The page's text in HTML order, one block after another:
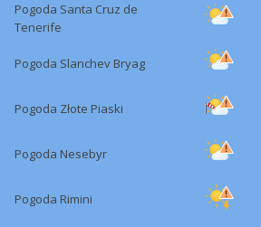
Pogoda Santa Cruz de
Tenerife
Pogoda Slanchev Bryag
Pogoda Złote Piaski
Pogoda Nesebyr
Pogoda Rimini